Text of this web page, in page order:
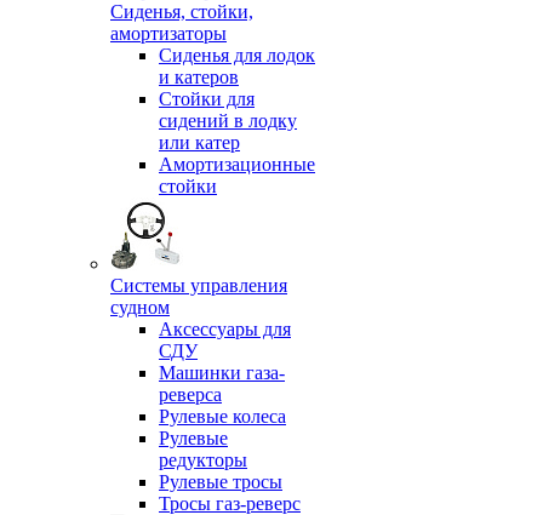
Сиденья, стойки,
амортизаторы
Сиденья для лодок
и катеров
Стойки для
сидений в лодку
или катер
Амортизационные
стойки
Системы управления
судном
Аксессуары для
СДУ
Машинки газа-
реверса
Рулевые колеса
Рулевые
редукторы
Рулевые тросы
Тросы газ-реверс